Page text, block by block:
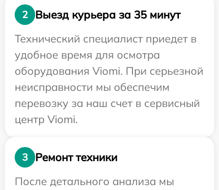
2
Выезд курьера за 35 минут
Технический специалист приедет в
удобное время для осмотра
оборудования Viomi. При серьезной
неисправности мы обеспечим
перевозку за наш счет в сервисный
центр Viomi.
3
Ремонт техники
После детального анализа мы